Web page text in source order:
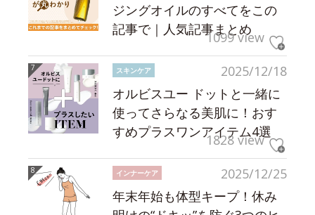
ジングオイルのすべてをこの
記事で｜人気記事まとめ
1099 view
2025/12/18
スキンケア
オルビスユー ドットと一緒に
使ってさらなる美肌に！おす
すめプラスワンアイテム4選
1828 view
2025/12/25
インナーケア
年末年始も体型キープ！休み